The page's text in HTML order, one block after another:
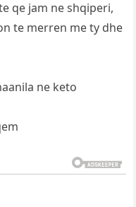
qe jam ne shqiperi,
te merren me ty dhe
ne keto